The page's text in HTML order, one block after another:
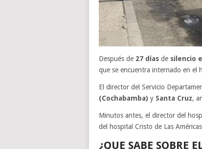
Después de 27 días de silencio
que se encuentra internado en el
El director del Servicio
(Cochabamba) y Santa Cruz,
Minutos antes, el director del
del hospital Cristo de Las
¿QUE SABE SOBRE